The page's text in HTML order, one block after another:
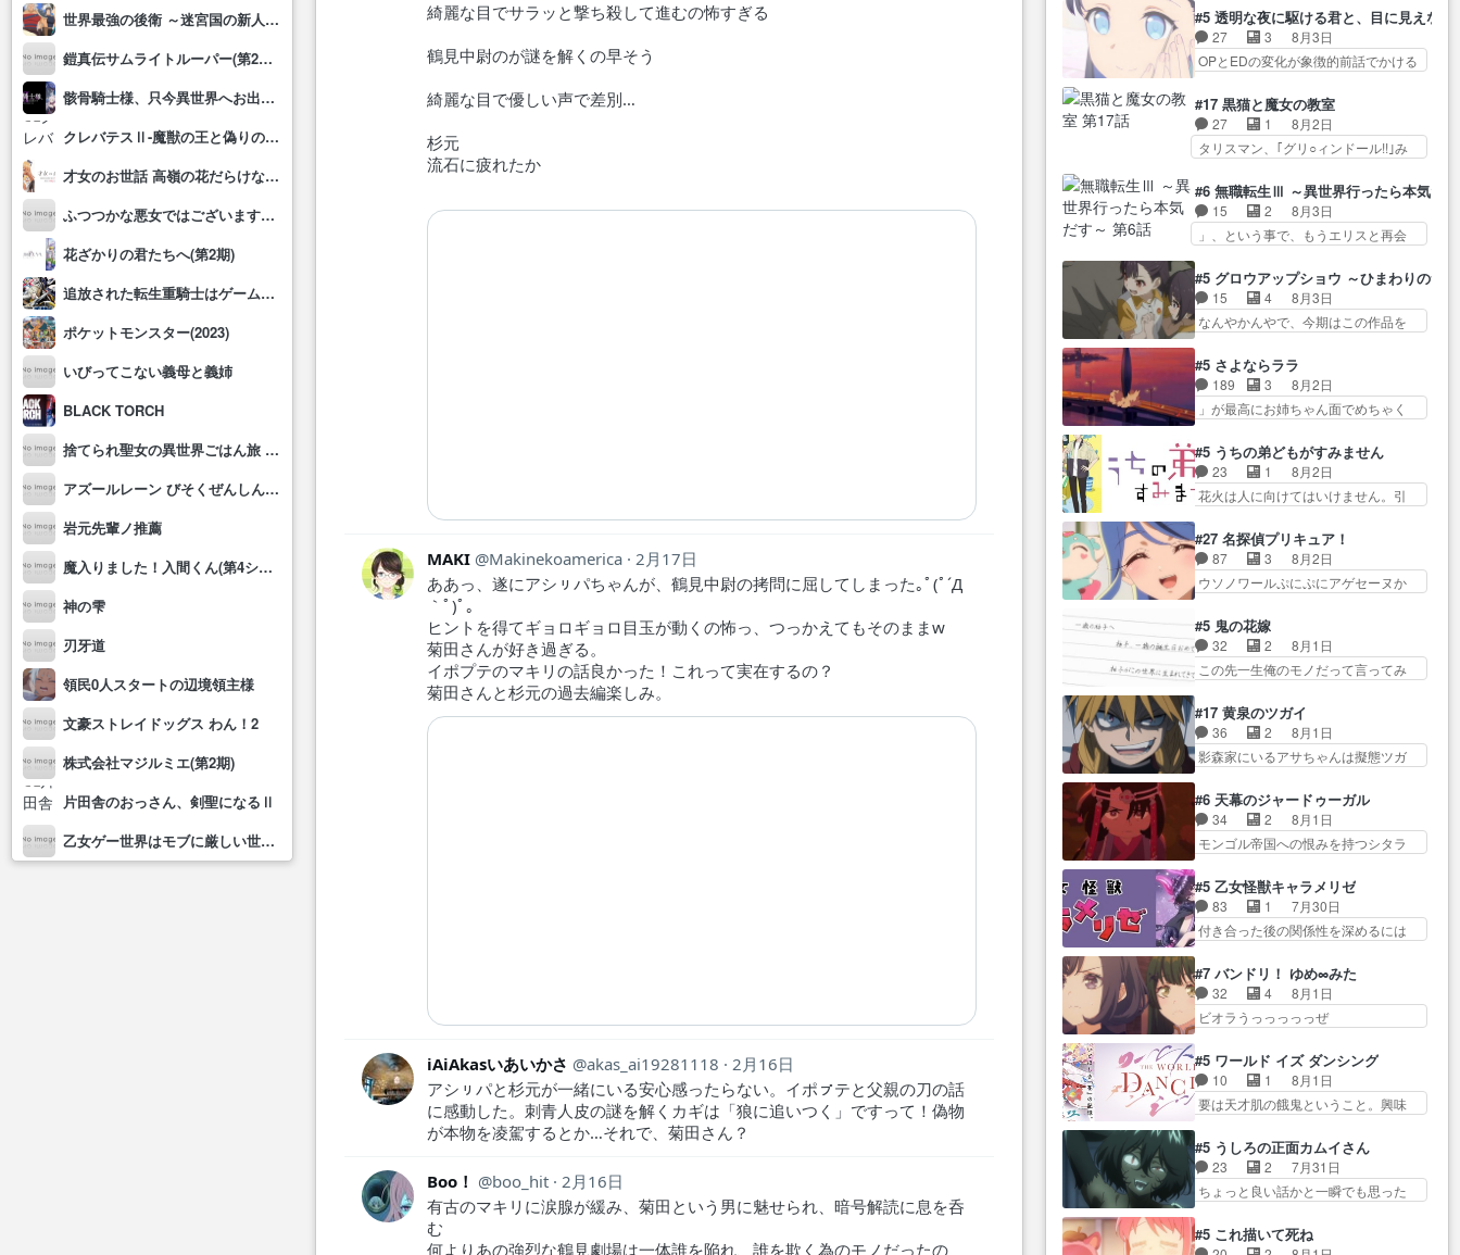
世界最強の後衛 ～迷宮国の新人探索者～
鎧真伝サムライトルーパー(第2クール)
骸骨騎士様、只今異世界へお出掛け中Ⅱ
クレバテスⅡ-魔獣の王と偽りの勇者伝承-
才女のお世話 高嶺の花だらけな名門校で、学院一のお嬢様(生活能力皆無)を陰ながらお世話することになりました
ふつつかな悪女ではございますが～雛宮蝶鼠とりかえ伝～
花ざかりの君たちへ(第2期)
追放された転生重騎士はゲーム知識で無双する
ポケットモンスター(2023)
いびってこない義母と義姉
BLACK TORCH
捨てられ聖女の異世界ごはん旅 隠れスキルでキャンピングカーを召喚しました
アズールレーン びそくぜんしんっ！にっ!!
岩元先輩ノ推薦
魔入りました！入間くん(第4シリーズ)
神の雫
刃牙道
領民0人スタートの辺境領主様
文豪ストレイドッグス わん！2
株式会社マジルミエ(第2期)
片田舎のおっさん、剣聖になるⅡ
乙女ゲー世界はモブに厳しい世界です2
綺麗な目でサラッと撃ち殺して進むの怖すぎる
鶴見中尉のが謎を解くの早そう
綺麗な目で優しい声で差別…
杉元
流石に疲れたか
MAKI Makinekoamerica
2月17日
ああっ、遂にアシㇼパちゃんが、鶴見中尉の拷問に屈してしまった｡ﾟ(ﾟ´Д
｀ﾟ)ﾟ｡
ヒントを得てギョロギョロ目玉が動くの怖っ、つっかえてもそのままw
菊田さんが好き過ぎる。
イポプテのマキリの話良かった！これって実在するの？
菊田さんと杉元の過去編楽しみ。
iAiAkasいあいかさ akas_ai19281118
2月16日
アシㇼパと杉元が一緒にいる安心感ったらない。イポㇷ゚テと父親の刀の話
に感動した。刺青人皮の謎を解くカギは「狼に追いつく」ですって！偽物
が本物を凌駕するとか…それで、菊田さん？
Boo！ boo_hit
2月16日
有古のマキリに涙腺が緩み、菊田という男に魅せられ、暗号解読に息を呑
む
何よりあの強烈な鶴見劇場は一体誰を陥れ、誰を欺く為のモノだったの
よ… 旅の支度全部やってくれる
先輩、なんだかん… 第５話をｄ
アニメストアで視聴しました。視…
方… 第５話感想：コ□した相手に
も家族や…､戦… つらい回だ……
つらすぎる……。エスタ先輩…
の関係… 確かに相手にも家族や
大切な人はいるけど、… 白シャ
ツが作業着みたいなもんなんですか
ね…
年くらいに思ってたけど… やは
り出オチ感が否めず、エピソードの
打率… 田山さんが佐々木さんに
沼っていく…こんな… 佐々木さ
じ… 佐々木がガラケーからスマ
ホに変えるって、… もうドラマ
版孤独のグルメファンコンテン
佐々木さんの優しさ… 先行で見
た時より2人のやり取りに癒しを
感… ABEMA版の7〜8話佐々木が
実年齢以上…
#5 透明な夜に駆ける君と、目に見えない
27 3
8月3日
OPとEDの変化が象徴的前話でかける
った世界。どんな女… そうか、
こんな風に見えてるのかぁ。かけ
る… 完全な両片思いになりまし
たねぇ…OPとE… 余計な物は描
ん… 光も感じない完全な盲目な
んやね…おめかし… 母役に能登
さんって禁じ手使ってきたー！
て良かった本当… 股に海豚を挟
み水上バスでの会話を反芻…
恋… OPEDとも無人バージョンか
ら主人公２人…
#17 黒猫と魔女の教室
27 1
8月2日
タリスマン、｢グリ○ィンドール!!｣み
で力を合わせて倒… アリアはホ
ントスピカが大好きだよね。ツ
ン… 一等級ポテンシャルのアリ
アちゃん可愛くて… そういや、
… とうとうアリアと直接競う場
がきたこれまで… 毎度ながらの
スピカの顔面芸推しのハナち
味ダダ漏れで好き… 期末試験が
始まろうとしておりスピカは対
策… 能力鑑定胸像タリスマン氏
容姿も評価してし…
#6 無職転生Ⅲ ～異世界行ったら本気だ
15 2
8月3日
」、という事で、もうエリスと再会
てルーデウスの成長が確… 人間
関係の清算が粛々と進められている
サラ… サラとの関係に対して完
全に「昔の女」とし… ルーシー
微… サラとは会ってほしいちゃ
んとした別れ方し… サラは未練0
だと言っていたけど人の気持
モヤする別れ方だ… 役で出演さ
せていただきました！よろしく
お… 毎クールメインヒロインを
好きになっちゃう…
#5 グロウアップショウ ～ひまわりのサ
15 4
8月3日
なんやかんやで、今期はこの作品を
減らない(^_^;サ… 葵ちゃん可愛
すぎるな楠木ともりちゃんの
ね… デフォルメされた表情が特
に多かったのが印… 葵＆茜の回
ひ… 互いが互いのことを想って
いるのにすれ違っ… 第５話をｄ
アニメストアで視聴しました。
練習したい〟と言… 本当この作
品は「キャラ」を活かすのがう
ま… みずかちゃんの介入で双子
の仲にヒビが………
#5 さよならララ
189 3
8月2日
」が最高にお姉ちゃん面でめちゃく
ラスの弁償は求められた… 逡巡
を振り切ってみんなに謝ったララの
思い… 仕事に馴染めない辺り観
ていて苦しいところ… ララちゃ
い… ララと茉里とで初のアルバ
イト。七転八倒し… 労働するプ
リンセスえらい。プリンセスの
べて、帰りにカメ… ララが働く
事でのてんやわんや。働いて大
変… 地道に働き人と関わる日々
の中に愛を見いだ…
#5 うちの弟どもがすみません
23 1
8月2日
花火は人に向けてはいけません。引
たことなかったっけ！1… ってお
名前を見たんだけどあの中村大樹さ
ん… 糸ちゃんカッケー、色んな
意味でwゲームが… 姉から性的興
わ… テーマ：引きこもりの理由
感想は、久しぶり… 元ゲーマー
なので、はちゃめちゃ楽しく作
おかしいね(*´… 糸と源ははよ好
きおうとると言わんかい！引…
ショウくんと対等に話すためにゲー
ムをする…
#27 名探偵プリキュア！
87 3
8月2日
ウソノワールぷにぷにアゲセーヌか
争奪戦をやったと。… 記憶を取
り戻し正式に探偵事務所で働き始
め… ポワロ、元ネタを解説して
原作に誘導するの… くれあさん
ょ… ・急にクイズ番組が始まっ
たw・妖精ウソノ… るるかの助手
だった？今回が初めての探偵
レアさん探偵すぎ… 突然のポア
ロクイズは草なんよ。んで、あ
ん… 今回からついにくれあが探
偵事務所の仲間に…
#5 鬼の花嫁
32 2
8月1日
この先一生俺のモノだって言ってみ
ゼント………とは思っ… 玲夜さ
ん柚子に18年分の誕生日プレゼン
ト… 柚子は鬼龍院家から初めて
学校に通う事にな… プレゼント
レ… 玲夜さまサプライズの、こ
れまでの柚子ちゃ… 玲夜から柚
子へ17年分の誕生日&を未来に…
な… 梅原の人が18歳になるまで
の誕生プレゼン… なよなよした
男（cv石田彰）梅ちゃんがた…
#17 黄泉のツガイ
36 2
8月1日
影森家にいるアサちゃんは擬態ツガ
や気持ちを汲んで熱くな… 屋敷
にアサはいなかった逆にガブちゃん
はい… 影森の当主が際限なくツ
ガイを増やせるのに… 今回はも
怒… ユルと戦った時から伏線が
張られていたのが… しかしアサ
は、兄様に会いたいbotだと思…
アキオの… 色々とひっかけがあ
って、最終的に嫌な終わ… ゴン
ゾウが従える大量のツガイに何事か
と思…
#6 天幕のジャードゥーガル
34 2
8月1日
モンゴル帝国への恨みを持つシタラ
るのだけどいつの間にか… オゴ
タイの妃になってもその心は晴れ
ず、モ… ドレゲネの過去、宝石
だった彼女が人になり… ドレゲ
タ… 年上旦那が良い人でも、女
は宝石でただ笑っ… ダイルの儀
式の神々しさたるや。一気に空
情の言葉しか…シ… 奥様に悲し
い過去…萌え袖が可愛いね、と
思… ドレゲネとシタラ、2人だけ
の同盟が結成さ…
#5 乙女怪獣キャラメリゼ
83 1
7月30日
付き合った後の関係性を深めるには
コングなのいい味付けだ… ずっ
とメスってて何この可愛い生物。ク
ラス… 付き合い始めたら始めた
でまた違った悩みが… と一歩ず
の… ツインテールが可愛いお茶
目な妹ちゃんです… しかも過去
も重いんかいかつては自分に自
からかしらお顔が… 黒絵「怪獣
に憧れるのはいいけど自分自身
が… 素の自分はどちらなのかは
まだ不明だが見せ…
#7 バンドリ！ ゆめ∞みた
32 4
8月1日
ビオラうっっっっっぜ
ちゃん、僕っ子になってから取り戻
し… ビオラが悪魔すぎて気分が
悪くなってきたこ… 声優まとめ
ました(７話まで)仲町あられ/… ビ
wwwこ… 自信あれば評価なんて
気にしないし、充実し… ・バー
チャルだけど、みゅーたいぷ初ライ
たら歌唱シーン… の、らいぶシ
ーン＿!!­­--­­--­… それだけでええや
#5 ワールド イズ ダンシング
10 1
8月1日
要は天才肌の餓鬼ということ。興味
かった？鬼夜叉が田楽の… 猿楽
の鬼夜叉と田楽の増次郎。小さない
ざこ… 着眼点は良くとも、先鋭
的すぎるのか。芸能… 鬼夜叉は
条… 観世座を離れ、三条坊門御
#5 うしろの正面カムイさん
23 2
7月31日
ちょっと良い話かと一瞬でも思った
めてなかった？白雪碧さ… 今日
も1日お疲れ様でした～───昨晩～
#5 これ描いて死ね